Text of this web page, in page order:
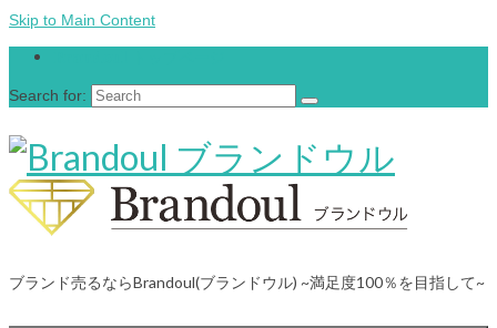
Skip to Main Content
Search for:
ブランド売るならBrandoul(ブランドウル) ~満足度100％を目指して~